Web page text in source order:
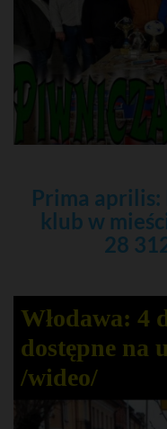
Prima
klub w
28
Włodawa: 4
dostępne na
/wideo/